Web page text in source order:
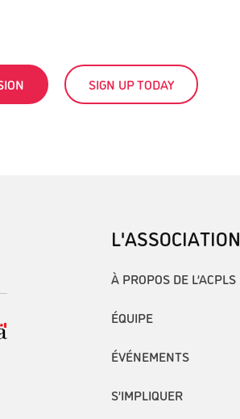
SIGN UP TODAY
L'ASSOCIATION
À PROPOS DE L’ACPLS
ÉQUIPE
ÉVÉNEMENTS
S’IMPLIQUER